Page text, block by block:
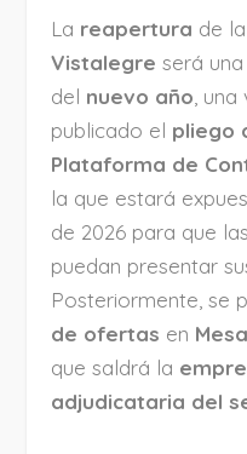
La reapertura de la
Vistalegre será una
del nuevo año ,
publicado el pliego
Plataforma de
la que estará
de 2026 para que las
puedan presentar
Posteriormente, se
de ofertas en
que saldrá la
adjudicataria del